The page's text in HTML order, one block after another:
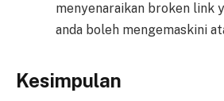
menyenaraikan broken link
anda boleh mengemaskini
Kesimpulan